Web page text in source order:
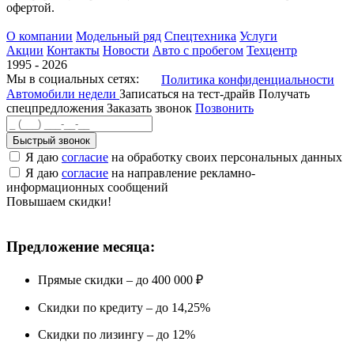
офертой.
О компании Модельный ряд Спецтехника Услуги
Акции Контакты Новости Авто с пробегом Техцентр
1995 - 2026
Мы в социальных сетях:
Политика конфиденциальности
Автомобили недели Записаться на тест-драйв Получать
спецпредложения Заказать звонок Позвонить
Быстрый звонок
Я даю согласие на обработку своих персональных данных
Я даю согласие на направление рекламно-
информационных сообщений
Повышаем скидки!
Предложение месяца:
Прямые скидки – до 400 000 ₽
Скидки по кредиту – до 14,25%
Скидки по лизингу – до 12%